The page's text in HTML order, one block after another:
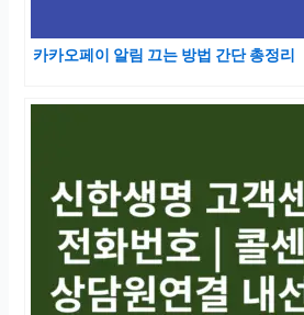
카카오페이 알림 끄는 방법 간단 총정리